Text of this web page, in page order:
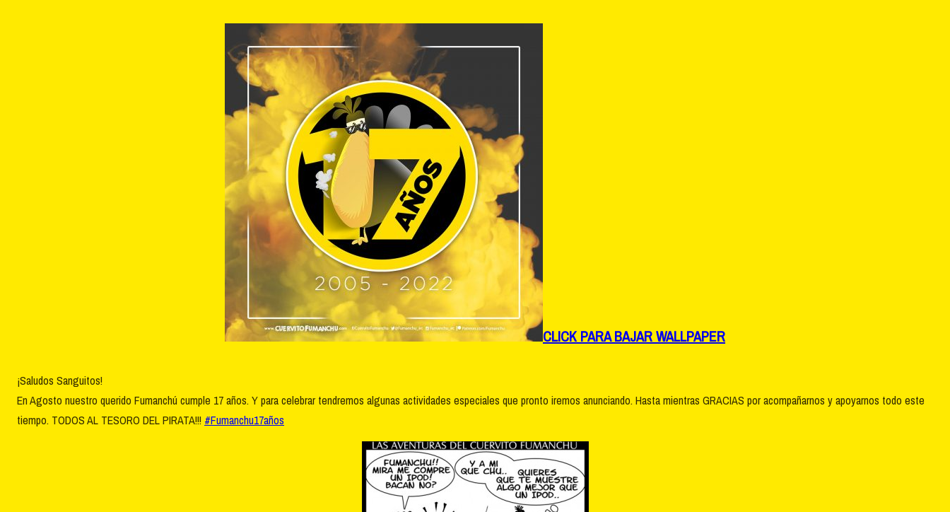
CLICK PARA BAJAR WALLPAPER
¡Saludos Sanguitos!
En Agosto nuestro querido Fumanchú cumple 17 años. Y para celebrar tendremos algunas actividades especiales que pronto iremos anunciando. Hasta mientras GRACIAS por acompañarnos y apoyarnos todo este
tiempo. TODOS AL TESORO DEL PIRATA!!! #Fumanchu17años